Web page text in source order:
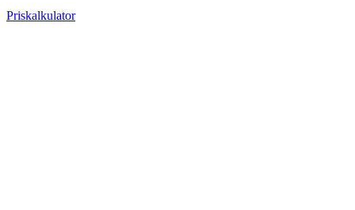
Priskalkulator